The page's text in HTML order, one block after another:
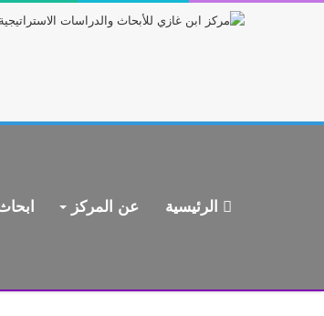
الرئيسية عن المركز